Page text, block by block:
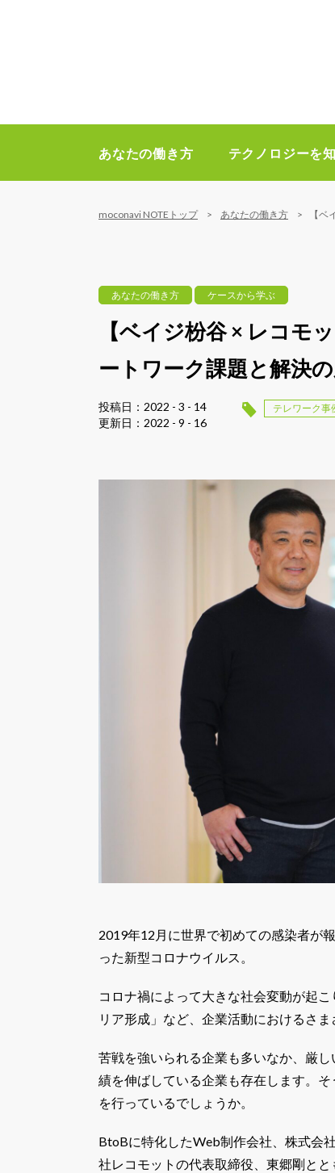
あなたの働き方 テクノロジーを
moconavi NOTEトップ あなたの働き方 【
あなたの働き方 ケースから学ぶ
【ベイジ枌谷 × レコモ
ートワーク課題と解決
投稿日：2022 - 3 - 14
更新日：2022 - 9 - 16
テレワーク事
2019年12月に世界で初めての感染者が
った新型コロナウイルス。
コロナ禍によって大きな社会変動が起
リア形成」など、企業活動におけるさ
苦戦を強いられる企業も多いなか、厳
績を伸ばしている企業も存在します。
を行っているでしょうか。
BtoBに特化したWeb制作会社、株式会
社レコモットの代表取締役、東郷剛と